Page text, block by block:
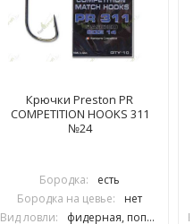
Крючки Preston PR
COMPETITION HOOKS 311
№24
Бородка:
есть
Бородка на цевье:
нет
Вид ловли:
фидерная, поплавочная, карповая